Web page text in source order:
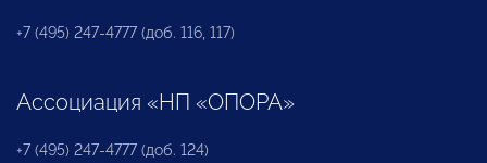
+7 (495) 247-4777 (доб. 116, 117)
Ассоциация «НП «ОПОРА»
+7 (495) 247-4777 (доб. 124)